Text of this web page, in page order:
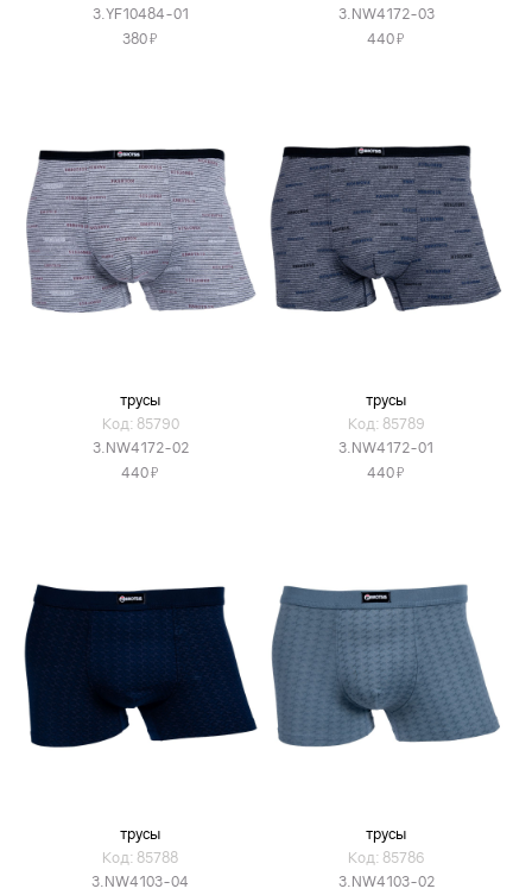
3.YF10484-01
380Я
3.NW4172-03
440Я
трусы
Код: 85790
3.NW4172-02
440Я
трусы
Код: 85789
3.NW4172-01
440Я
трусы
Код: 85788
3.NW4103-04
трусы
Код: 85786
3.NW4103-02